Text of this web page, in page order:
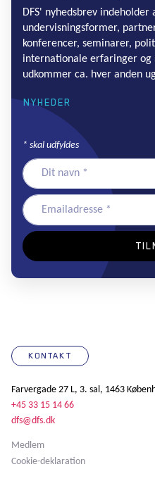
DFS' nyhedsbrev
undervisningsformer,
konferencer, seminarer,
internationale erfaringer og
udkommer ca. hver anden
NYHEDER
* skal udfyldes
KONTAKT
Farvergade 27 L, 3. sal, 1463
+45 33 15 14 66
dfs@dfs.dk
Medlem
Cookie-deklaration